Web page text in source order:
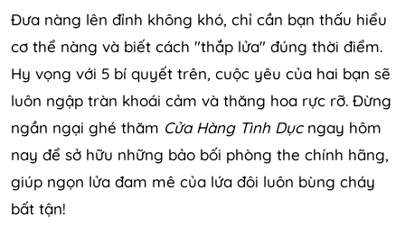
Đưa nàng lên đỉnh không khó, chỉ cần bạn thấu hiểu
cơ thể nàng và biết cách "thắp lửa" đúng thời điểm.
Hy vọng với 5 bí quyết trên, cuộc yêu của hai bạn sẽ
luôn ngập tràn khoái cảm và thăng hoa rực rỡ. Đừng
ngần ngại ghé thăm Cửa Hàng Tình Dụcngay hôm
nay để sở hữu những bảo bối phòng the chính hãng,
giúp ngọn lửa đam mê của lứa đôi luôn bùng cháy
bất tận!